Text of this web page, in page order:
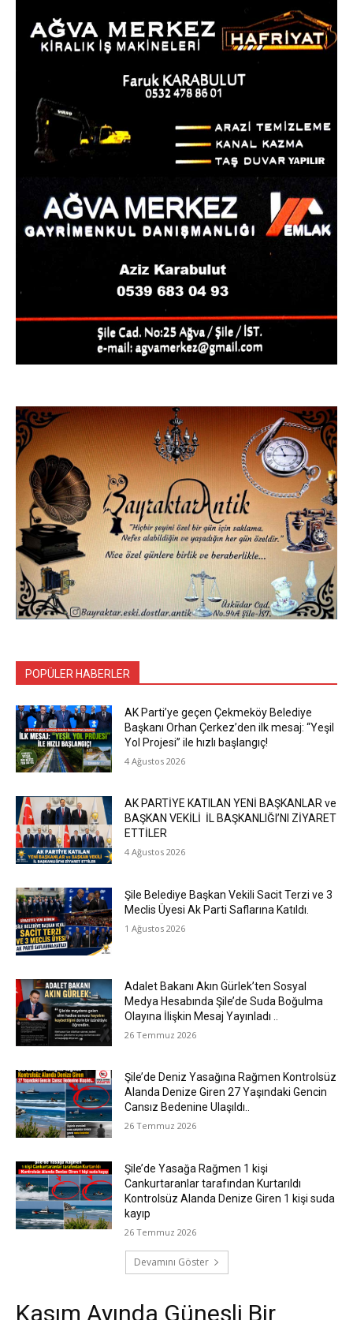
POPÜLER HABERLER
AK Parti’ye geçen Çekmeköy Belediye
Başkanı Orhan Çerkez’den ilk mesaj: “Yeşil
Yol Projesi” ile hızlı başlangıç!
4 Ağustos 2026
AK PARTİYE KATILAN YENİ BAŞKANLAR ve
BAŞKAN VEKİLİ İL BAŞKANLIĞI’NI ZİYARET
ETTİLER
4 Ağustos 2026
Şile Belediye Başkan Vekili Sacit Terzi ve 3
Meclis Üyesi Ak Parti Saflarına Katıldı.
1 Ağustos 2026
Adalet Bakanı Akın Gürlek’ten Sosyal
Medya Hesabında Şile’de Suda Boğulma
Olayına İlişkin Mesaj Yayınladı ..
26 Temmuz 2026
Şile’de Deniz Yasağına Rağmen Kontrolsüz
Alanda Denize Giren 27 Yaşındaki Gencin
Cansız Bedenine Ulaşıldı..
26 Temmuz 2026
Şile’de Yasağa Rağmen 1 kişi
Cankurtaranlar tarafından Kurtarıldı
Kontrolsüz Alanda Denize Giren 1 kişi suda
kayıp
26 Temmuz 2026
Devamını Göster
Kasım Ayında Güneşli Bir